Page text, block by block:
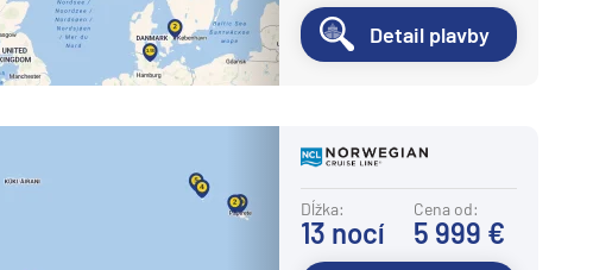
Detail plavby
Dĺžka:
13 nocí
Cena od:
5 999 €